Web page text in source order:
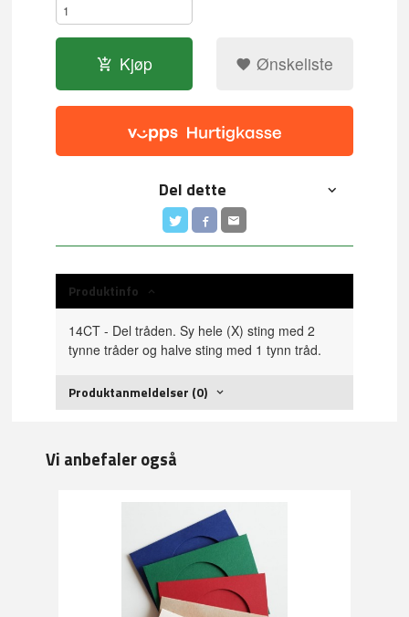
Kjøp Ønskeliste
Del dette
Produktinfo
14CT - Del tråden. Sy hele (X) sting med 2
tynne tråder og halve sting med 1 tynn tråd.
Produktanmeldelser (0)
Vi anbefaler også